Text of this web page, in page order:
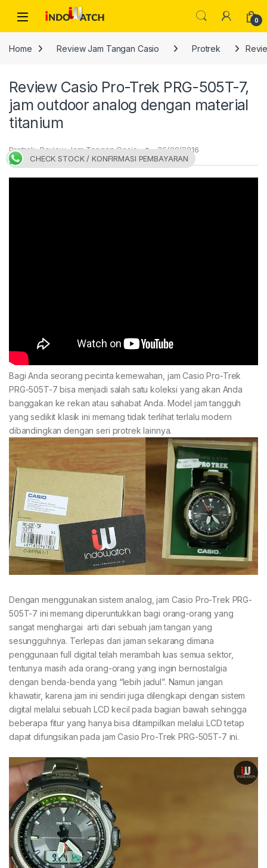
Open 0
Home Review Jam Tangan Casio Protrek
Review Casio Pro-Trek PRG-505T-7,
jam outdoor analog dengan material
titanium
Protrek,Review Jam Tangan Casio 26/09/2016
Bagi Anda seorang pecinta kemewahan, jam Casio Pro-Trek
PRG-505T-7 bisa menjadi salah satu koleksi yang akan Anda
banggakan ke rekan atau sahabat Anda. Model jam tangguh
yang sedikit klasik ini memang tidak terlihat terlalu modern
dibandingkan dengan seri protrek lainnya.
Dengan menggunakan sistem analog, jam Casio Pro-Trek PRG-
505T-7 ini memang diperuntukkan bagi orang-orang yang
sangat menghargai arti dari sebuah jam tangan yang
sesungguhnya. Terlepas dari jaman sekarang dimana
penggunaan full digital telah merambah luas semua sektor,
tentunya masih ada orang-orang yang ingin bernostalgia
dengan benda-benda yang “lebih jadul”. Namun jangan
khawatir, karena jam ini sendiri juga dilengkapi dengan sistem
digital melalui sebuah LCD kecil pada bagian bawah sehingga
beberapa fitur yang hanya bisa ditampilkan melalui LCD tetap
dapat difungsikan pada jam Casio Pro-Trek PRG-505T-7 ini.
CHECK STOCK / KONFIRMASI PEMBAYARAN